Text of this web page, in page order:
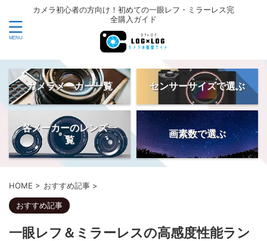
カメラ初心者の方向け！初めての一眼レフ・ミラーレス完
全購入ガイド
カメラメーカー一覧 センサーサイズで選ぶ
各メーカーのレンズ一
覧
画素数で選ぶ
HOME > おすすめ記事 >
おすすめ記事
一眼レフ＆ミラーレスの高感度性能ラン